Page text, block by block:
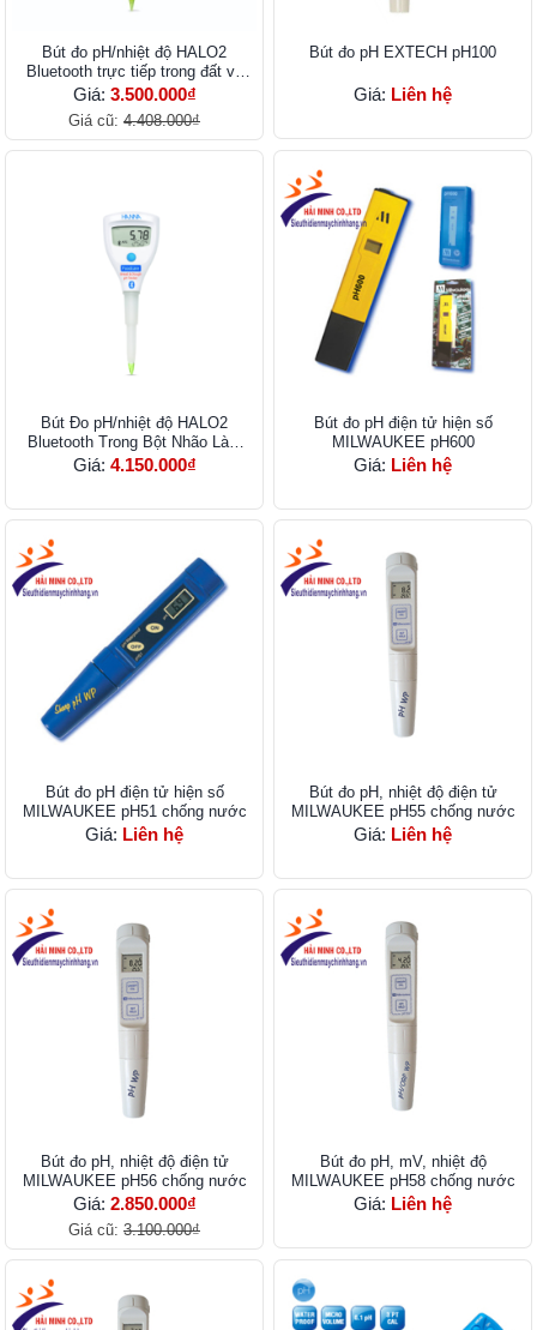
Bút đo pH/nhiệt độ HALO2
Bluetooth trực tiếp trong đất và
nước HI9810302
Giá: 3.500.000₫
Giá cũ: 4.408.000₫
Bút đo pH EXTECH pH100
Giá: Liên hệ
Bút Đo pH/nhiệt độ HALO2
Bluetooth Trong Bột Nhão Làm
Bánh Mì HI9810382
Giá: 4.150.000₫
Bút đo pH điện tử hiện số
MILWAUKEE pH600
Giá: Liên hệ
Bút đo pH điện tử hiện số
MILWAUKEE pH51 chống nước
Giá: Liên hệ
Bút đo pH, nhiệt độ điện tử
MILWAUKEE pH55 chống nước
Giá: Liên hệ
Bút đo pH, nhiệt độ điện tử
MILWAUKEE pH56 chống nước
Giá: 2.850.000₫
Giá cũ: 3.100.000₫
Bút đo pH, mV, nhiệt độ
MILWAUKEE pH58 chống nước
Giá: Liên hệ